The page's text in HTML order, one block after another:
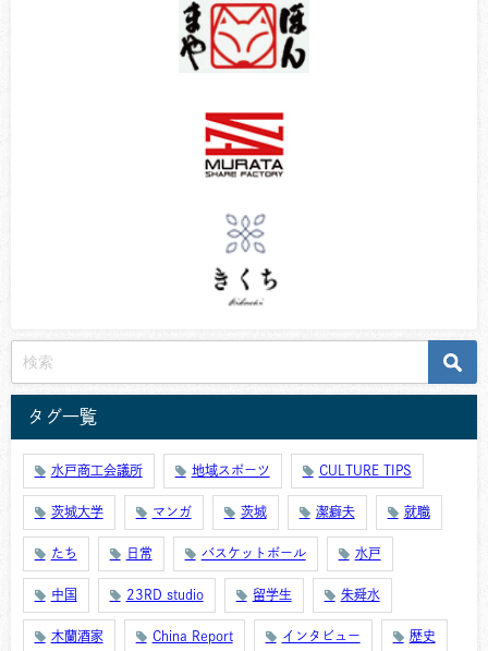
タグ一覧
水戸商工会議所 地域スポーツ CULTURE TIPS
茨城大学 マンガ 茨城 潔癖夫 就職
たち 日常 バスケットボール 水戸
中国 23RD studio 留学生 朱舜水
木蘭酒家 China Report インタビュー 歴史